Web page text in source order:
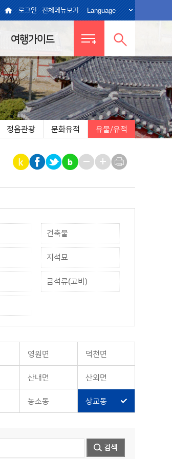
로그인 전체메뉴보기 Language
여행가이드
전체메뉴
보기
통합검색
열기
정읍관광 문화유적 유물/유적
건축물
지석묘
금석류(고비)
영원면 덕천면
산내면 산외면
농소동 상교동